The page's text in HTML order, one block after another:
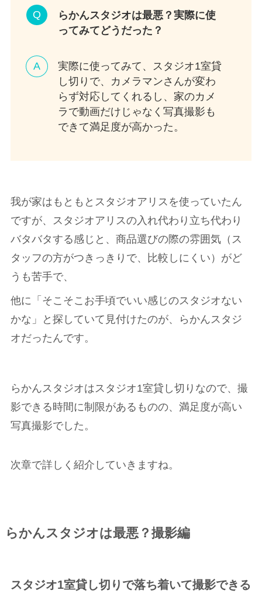
らかんスタジオは最悪？実際に使
ってみてどうだった？
実際に使ってみて、スタジオ1室貸
し切りで、カメラマンさんが変わ
らず対応してくれるし、家のカメ
ラで動画だけじゃなく写真撮影も
できて満足度が高かった。
我が家はもともとスタジオアリスを使っていたん
ですが、スタジオアリスの入れ代わり立ち代わり
バタバタする感じと、商品選びの際の雰囲気（ス
タッフの方がつきっきりで、比較しにくい）がど
うも苦手で、
他に「そこそこお手頃でいい感じのスタジオない
かな」と探していて見付けたのが、らかんスタジ
オだったんです。
らかんスタジオはスタジオ1室貸し切りなので、撮
影できる時間に制限があるものの、満足度が高い
写真撮影でした。
次章で詳しく紹介していきますね。
らかんスタジオは最悪？撮影編
スタジオ1室貸し切りで落ち着いて撮影できる